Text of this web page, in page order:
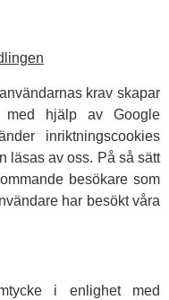
krav skapar
med hjälp av Google
inriktningscookies
läsas av oss. På så sätt
besökare som
har besökt våra
i enlighet med